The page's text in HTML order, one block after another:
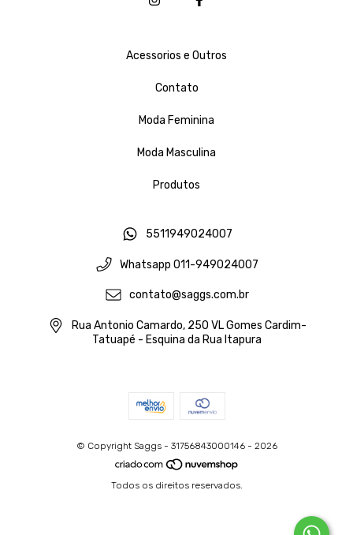
Acessorios e Outros
Contato
Moda Feminina
Moda Masculina
Produtos
5511949024007
Whatsapp 011-949024007
contato@saggs.com.br
Rua Antonio Camardo, 250 VL Gomes Cardim-
Tatuapé - Esquina da Rua Itapura
© Copyright Saggs - 31756843000146 - 2026
Todos os direitos reservados.